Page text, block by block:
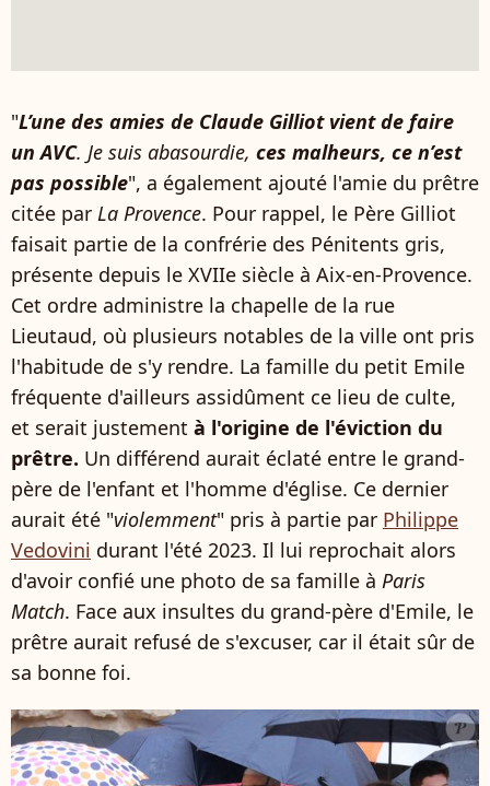
"L’une des amies de Claude Gilliot vient de faire
un AVC. Je suis abasourdie, ces malheurs, ce n’est
pas possible", a également ajouté l'amie du prêtre
citée par La Provence. Pour rappel, le Père Gilliot
faisait partie de la confrérie des Pénitents gris,
présente depuis le XVIIe siècle à Aix-en-Provence.
Cet ordre administre la chapelle de la rue
Lieutaud, où plusieurs notables de la ville ont pris
l'habitude de s'y rendre. La famille du petit Emile
fréquente d'ailleurs assidûment ce lieu de culte,
et serait justement à l'origine de l'éviction du
prêtre. Un différend aurait éclaté entre le grand-
père de l'enfant et l'homme d'église. Ce dernier
aurait été "violemment" pris à partie par Philippe
Vedovini durant l'été 2023. Il lui reprochait alors
d'avoir confié une photo de sa famille à Paris
Match. Face aux insultes du grand-père d'Emile, le
prêtre aurait refusé de s'excuser, car il était sûr de
sa bonne foi.